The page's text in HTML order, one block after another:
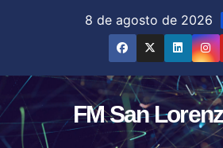
8 de agosto de 2026
FM San